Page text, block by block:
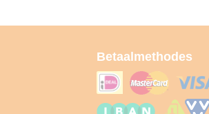
Betaalmethodes